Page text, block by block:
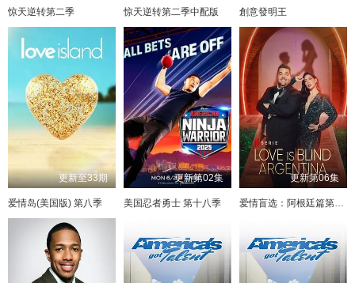
惊天逆转第二季 惊天逆转第二季中配版 創意發明王
更新至33期
爱情岛(美国版) 第八季
更新第02集
美国忍者勇士 第十八季
更新第06集
爱情盲选：阿根廷篇第二季